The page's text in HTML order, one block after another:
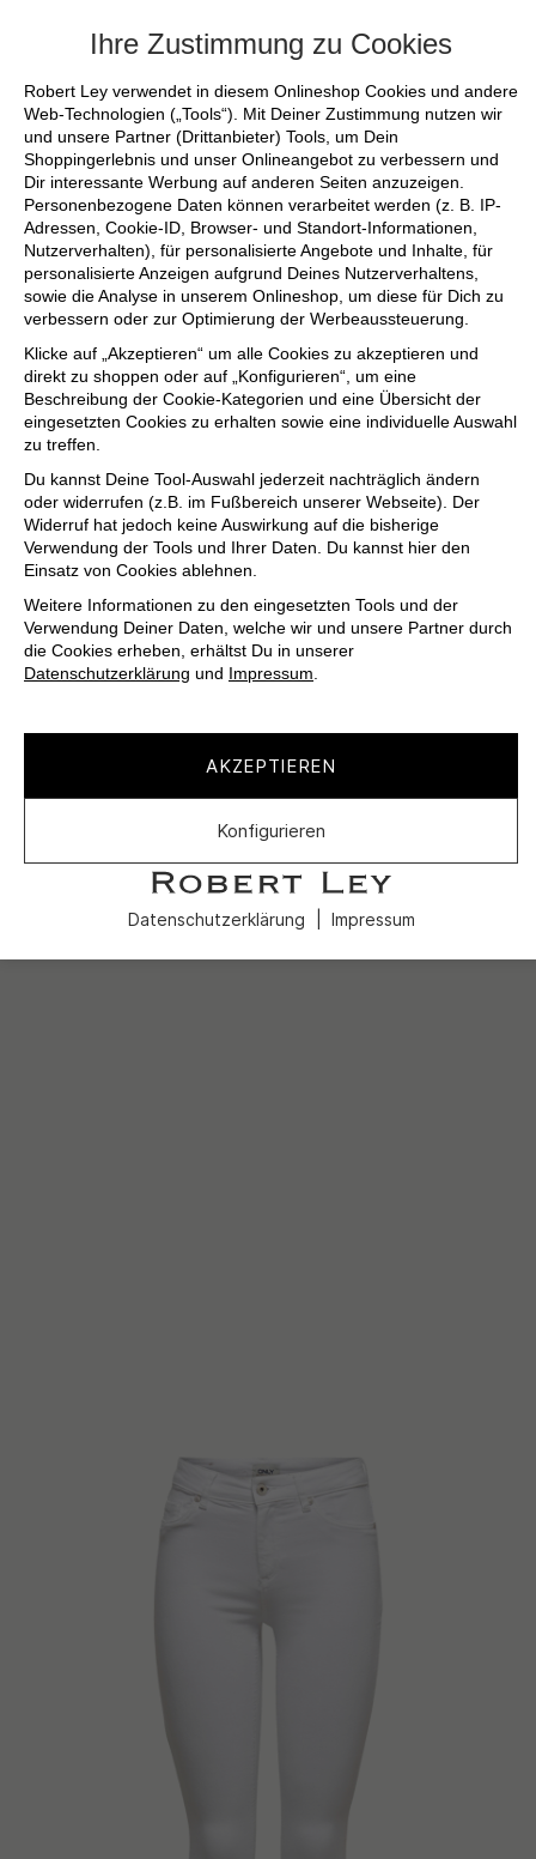
Ihre Zustimmung zu Cookies
Robert Ley verwendet in diesem Onlineshop Cookies und andere
Web-Technologien („Tools“). Mit Deiner Zustimmung nutzen wir
und unsere Partner (Drittanbieter) Tools, um Dein
Shoppingerlebnis und unser Onlineangebot zu verbessern und
Dir interessante Werbung auf anderen Seiten anzuzeigen.
Personenbezogene Daten können verarbeitet werden (z. B. IP-
Adressen, Cookie-ID, Browser- und Standort-Informationen,
Nutzerverhalten), für personalisierte Angebote und Inhalte, für
personalisierte Anzeigen aufgrund Deines Nutzerverhaltens,
sowie die Analyse in unserem Onlineshop, um diese für Dich zu
verbessern oder zur Optimierung der Werbeaussteuerung.
Klicke auf „Akzeptieren“ um alle Cookies zu akzeptieren und
direkt zu shoppen oder auf „Konfigurieren“, um eine
Beschreibung der Cookie-Kategorien und eine Übersicht der
eingesetzten Cookies zu erhalten sowie eine individuelle Auswahl
zu treffen.
Du kannst Deine Tool-Auswahl jederzeit nachträglich ändern
oder widerrufen (z.B. im Fußbereich unserer Webseite). Der
Widerruf hat jedoch keine Auswirkung auf die bisherige
Verwendung der Tools und Ihrer Daten. Du kannst hier den
Einsatz von Cookies ablehnen.
Weitere Informationen zu den eingesetzten Tools und der
Verwendung Deiner Daten, welche wir und unsere Partner durch
die Cookies erheben, erhältst Du in unserer
Datenschutzerklärung und Impressum.
AKZEPTIEREN
Konfigurieren
Datenschutzerklärung Impressum